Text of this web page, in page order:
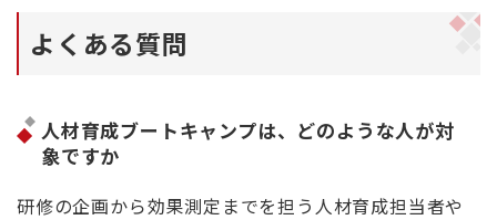
よくある質問
人材育成ブートキャンプは、どのような人が対
象ですか
研修の企画から効果測定までを担う人材育成担当者や